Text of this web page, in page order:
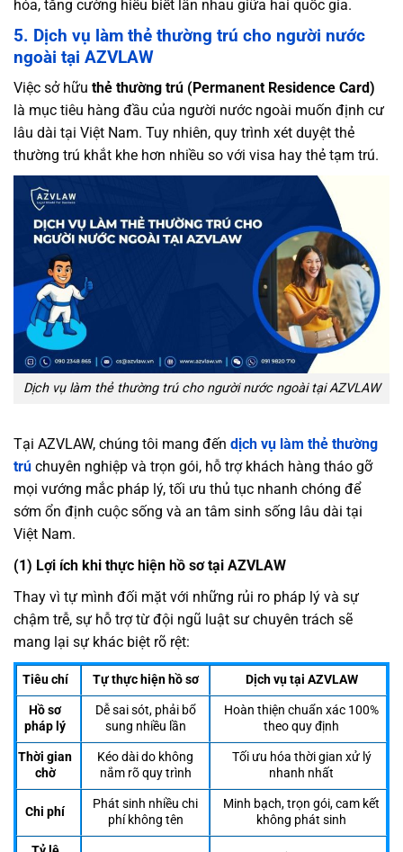
hóa, tăng cường hiểu biết lẫn nhau giữa hai quốc gia.
5. Dịch vụ làm thẻ thường trú cho người nước
ngoài tại AZVLAW
Việc sở hữu thẻ thường trú (Permanent Residence Card)
là mục tiêu hàng đầu của người nước ngoài muốn định cư
lâu dài tại Việt Nam. Tuy nhiên, quy trình xét duyệt thẻ
thường trú khắt khe hơn nhiều so với visa hay thẻ tạm trú.
Dịch vụ làm thẻ thường trú cho người nước ngoài tại AZVLAW
Tại AZVLAW, chúng tôi mang đến dịch vụ làm thẻ thường
trú chuyên nghiệp và trọn gói, hỗ trợ khách hàng tháo gỡ
mọi vướng mắc pháp lý, tối ưu thủ tục nhanh chóng để
sớm ổn định cuộc sống và an tâm sinh sống lâu dài tại
Việt Nam.
(1) Lợi ích khi thực hiện hồ sơ tại AZVLAW
Thay vì tự mình đối mặt với những rủi ro pháp lý và sự
chậm trễ, sự hỗ trợ từ đội ngũ luật sư chuyên trách sẽ
mang lại sự khác biệt rõ rệt:
Tiêu chí Tự thực hiện hồ sơ
Dịch vụ tại AZVLAW
Hồ sơ
pháp lý
Dễ sai sót, phải bổ
sung nhiều lần
Hoàn thiện chuẩn xác 100%
theo quy định
Thời gian
chờ
Kéo dài do không
nắm rõ quy trình
Tối ưu hóa thời gian xử lý
nhanh nhất
Chi phí
Phát sinh nhiều chi
phí không tên
Minh bạch, trọn gói, cam kết
không phát sinh